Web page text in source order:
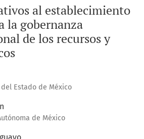
al establecimiento
la gobernanza
de los recursos y
Estado de México
de México